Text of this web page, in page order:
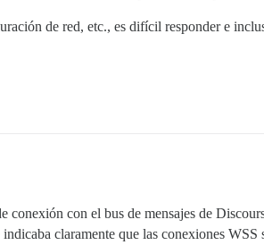
de red, etc., es difícil responder e
con el bus de mensajes de
indicaba claramente que las conexiones